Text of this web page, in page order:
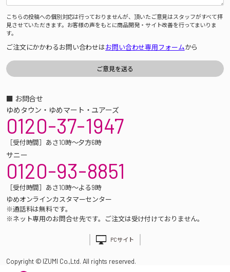
こちらの投稿への個別対応は行っておりませんが、頂いたご意見はスタッフがすべて拝
見させていただきます。お客様の声をもとに商品開発・サイト改善を行ってまいりま
す。
ご注文にかかわるお問い合わせはお問い合わせ専用フォームから
■ お問合せ
ゆめタウン・ゆめマート・ユアーズ
0120-37-1947
［受付時間］あさ10時～夕方6時
サニー
0120-93-8851
［受付時間］あさ10時～よる9時
ゆめオンラインカスタマーセンター
※通話料は無料です。
※ネット専用のお問合せ先です。ご注文は受け付けておりません。
PCサイト
Copyright © IZUMI Co.,Ltd. All rights reserved.